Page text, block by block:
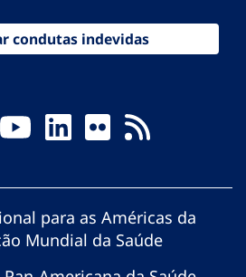
condutas indevidas
para as Américas da
Mundial da Saúde